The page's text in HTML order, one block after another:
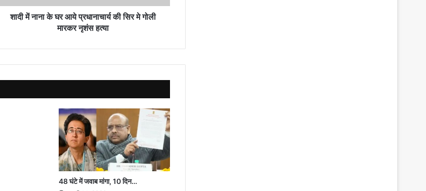
शादी में नाना के घर आये प्रधानाचार्य की सिर मे गोली
मारकर नृशंस हत्या
48 घंटे में जवाब मांगा, 10 दिन…